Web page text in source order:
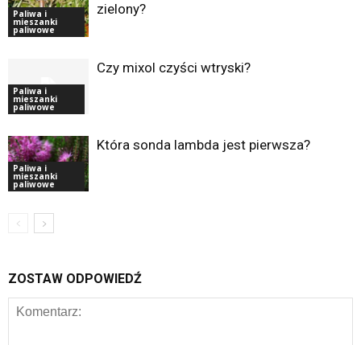
Paliwa i
mieszanki
paliwowe
zielony?
Paliwa i
mieszanki
paliwowe
Czy mixol czyści wtryski?
Paliwa i
mieszanki
paliwowe
Która sonda lambda jest pierwsza?
ZOSTAW ODPOWIEDŹ